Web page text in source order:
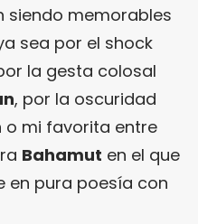
siendo memorables
sea por el shock
la gesta colosal
, por la oscuridad
o mi favorita entre
Bahamut en el que
en pura poesía con